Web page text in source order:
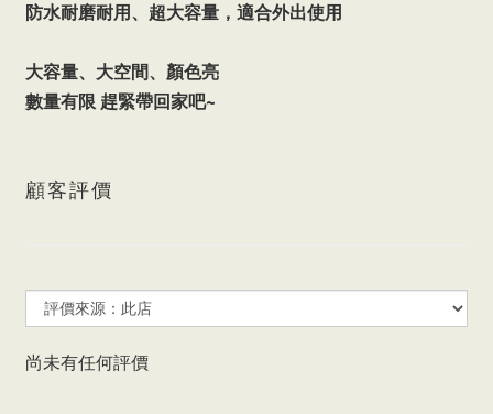
防水耐磨耐用、超大容量，適合外出使用
大容量、大空間、顏色亮
數量有限 趕緊帶回家吧~
顧客評價
尚未有任何評價